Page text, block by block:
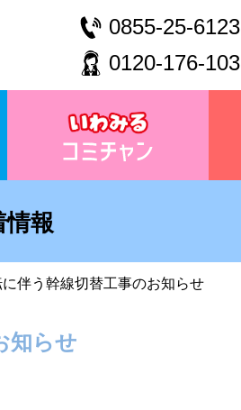
0855-25-6123
0120-176-103
情報
伴う幹線切替工事のお知らせ
知らせ